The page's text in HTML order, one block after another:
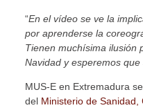
“En el vídeo se ve la
por aprenderse la
Tienen muchísima ilusión
Navidad y esperemos
MUS-E en Extremadura
del Ministerio de Sanidad,